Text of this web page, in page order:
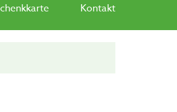
Kontakt